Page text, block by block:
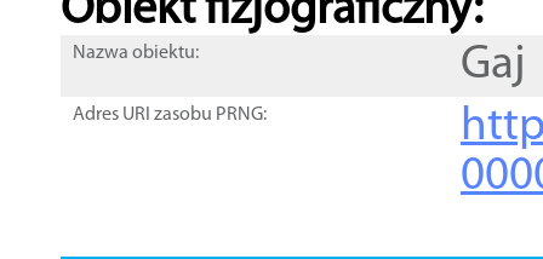
Obiekt fizjograficzny:
Nazwa obiektu: Gaj
Adres URI zasobu PRNG: